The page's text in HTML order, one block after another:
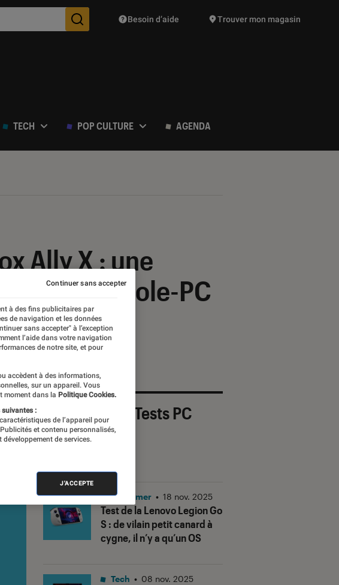
Des suggestions de produits vont vous être proposées
Besoin d’aide Trouver mon magasin
TECH POP CULTURE AGENDA
Ally X : une
cette console-PC
Nos derniers Tests PC
Gamer
Test de la Lenovo Legion Go
S : de vilain petit canard à
cygne, il n’y a qu’un OS
PC Gamer • 18 nov. 2025
Tech • 08 nov. 2025
à des fins publicitaires par
de navigation et les données
sans accepter" à l’exception
l’aide dans votre navigation
de notre site, et pour
accèdent à des informations,
sur un appareil. Vous
moment dans la Politique Cookies.
:
de l’appareil pour
et contenu personnalisés,
de services.
J'ACCEPTE
Continuer sans accepter